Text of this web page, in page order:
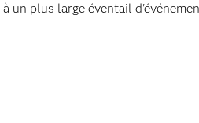
un plus large éventail